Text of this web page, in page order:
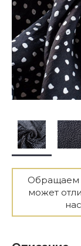
Обращаем
может